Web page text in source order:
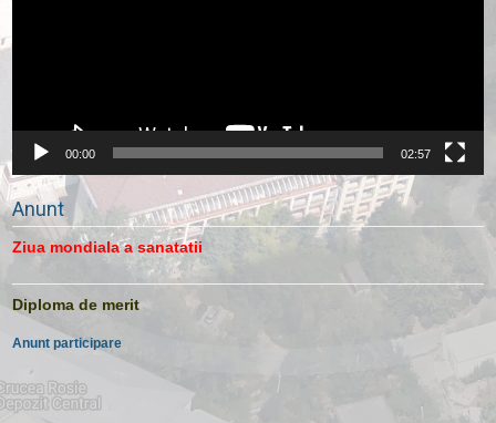
00:00 02:57
Anunt
Ziua mondiala a sanatatii
Diploma de merit
Anunt participare